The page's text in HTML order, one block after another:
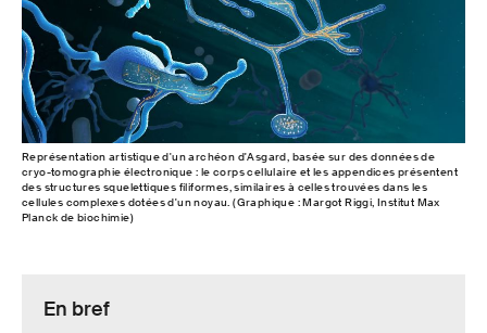
Représentation artistique d'un archéon d'Asgard, basée sur des données de
cryo-tomographie électronique : le corps cellulaire et les appendices présentent
des structures squelettiques filiformes, similaires à celles trouvées dans les
cellules complexes dotées d'un noyau. (Graphique : Margot Riggi, Institut Max
Planck de biochimie)
En bref